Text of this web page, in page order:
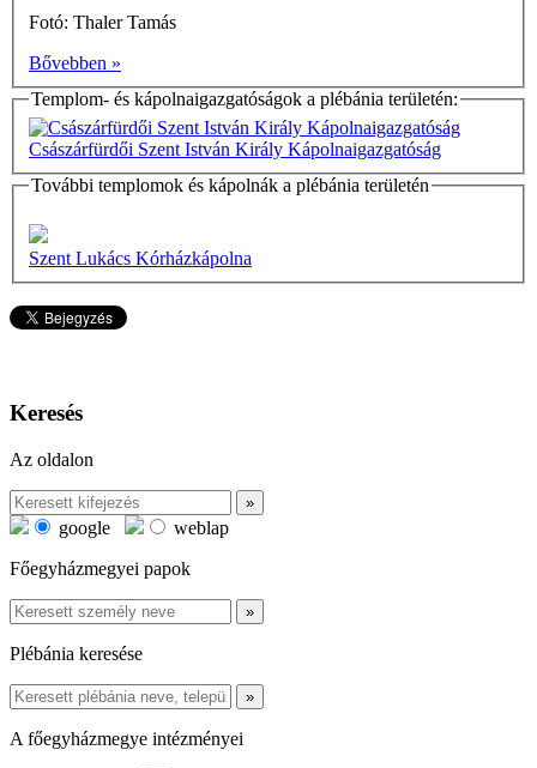
Fotó: Thaler Tamás
Bővebben »
Templom- és kápolnaigazgatóságok a plébánia területén:
Császárfürdői Szent István Király Kápolnaigazgatóság
További templomok és kápolnák a plébánia területén
Szent Lukács Kórházkápolna
Keresés
Az oldalon
google
weblap
Főegyházmegyei papok
Plébánia keresése
A főegyházmegye intézményei